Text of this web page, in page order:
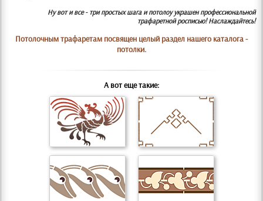
Ну вот и все - три простых шага и потолоу украшен профессиональной
трафаретной росписью! Наслаждайтесь!
Потолочным трафаретам посвящен целый раздел нашего каталога -
потолки.
А вот еще такие: